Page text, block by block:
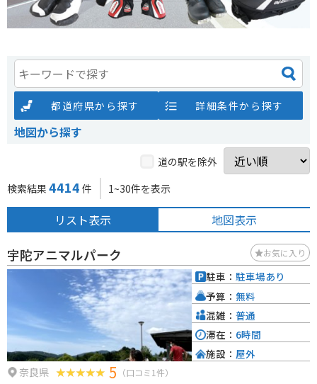
都道府県から探す 詳細条件から探す
地図から探す
道の駅を除外
検索結果 4414 件 1~30件を表示
リスト表示 地図表示
宇陀アニマルパーク お気に入り
奈良県 5 （口コミ1件）
駐車： 駐車場あり
予算： 無料
混雑： 普通
滞在： 6時間
施設： 屋外